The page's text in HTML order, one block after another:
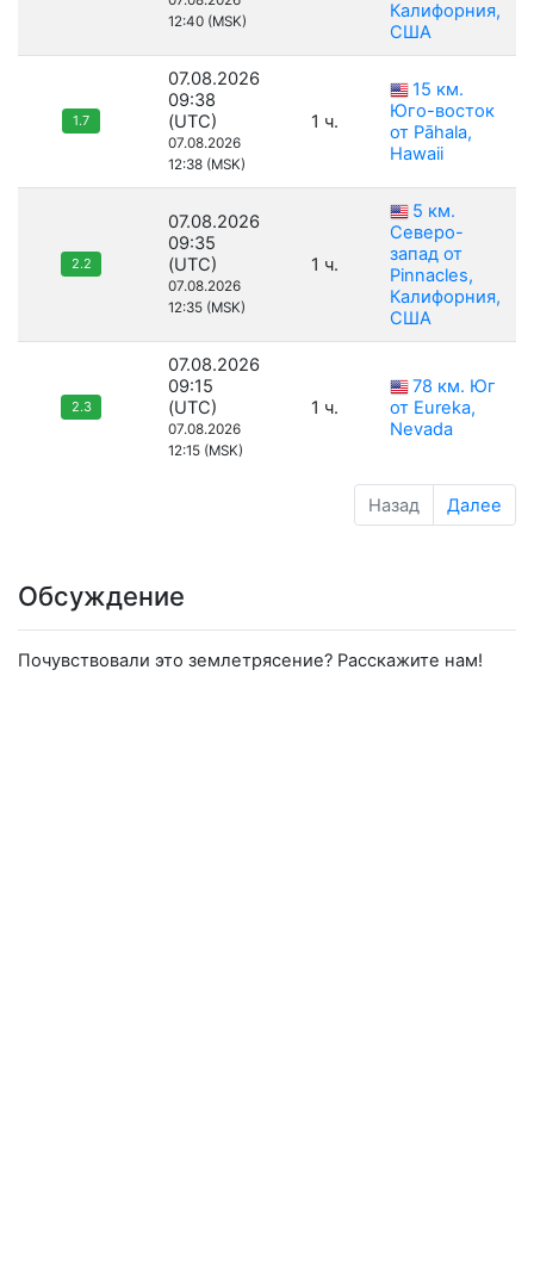
12:40 (MSK)
Калифорния,
США
1.7
07.08.2026
09:38
(UTC)
07.08.2026
12:38 (MSK)
1 ч.
15 км.
Юго-восток
от Pāhala,
Hawaii
2.2
07.08.2026
09:35
(UTC)
07.08.2026
12:35 (MSK)
1 ч.
5 км.
Северо-
запад от
Pinnacles,
Калифорния,
США
2.3
07.08.2026
09:15
(UTC)
07.08.2026
12:15 (MSK)
1 ч.
78 км. Юг
от Eureka,
Nevada
Назад Далее
Обсуждение
Почувствовали это землетрясение? Расскажите нам!